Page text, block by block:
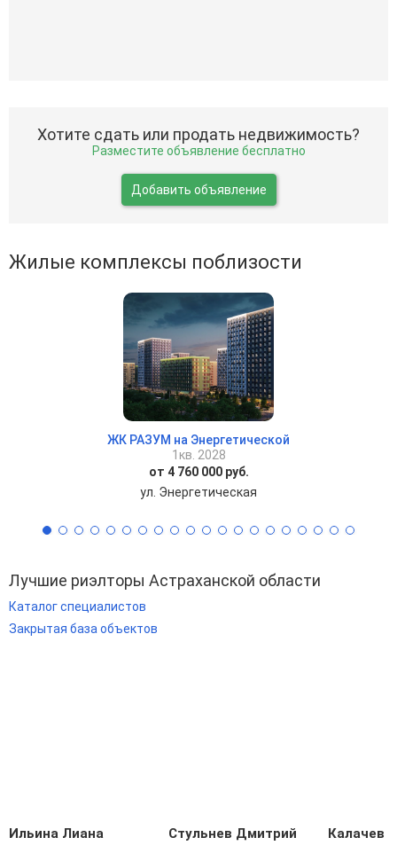
Хотите сдать или продать недвижимость?
Разместите объявление бесплатно
Добавить объявление
Жилые комплексы поблизости
ЖК РАЗУМ на Энергетической
1кв. 2028
от 4 760 000 руб.
ул. Энергетическая
Лучшие риэлторы Астраханской области
Каталог специалистов
Закрытая база объектов
Ильина Лиана Стульнев Дмитрий Калачев